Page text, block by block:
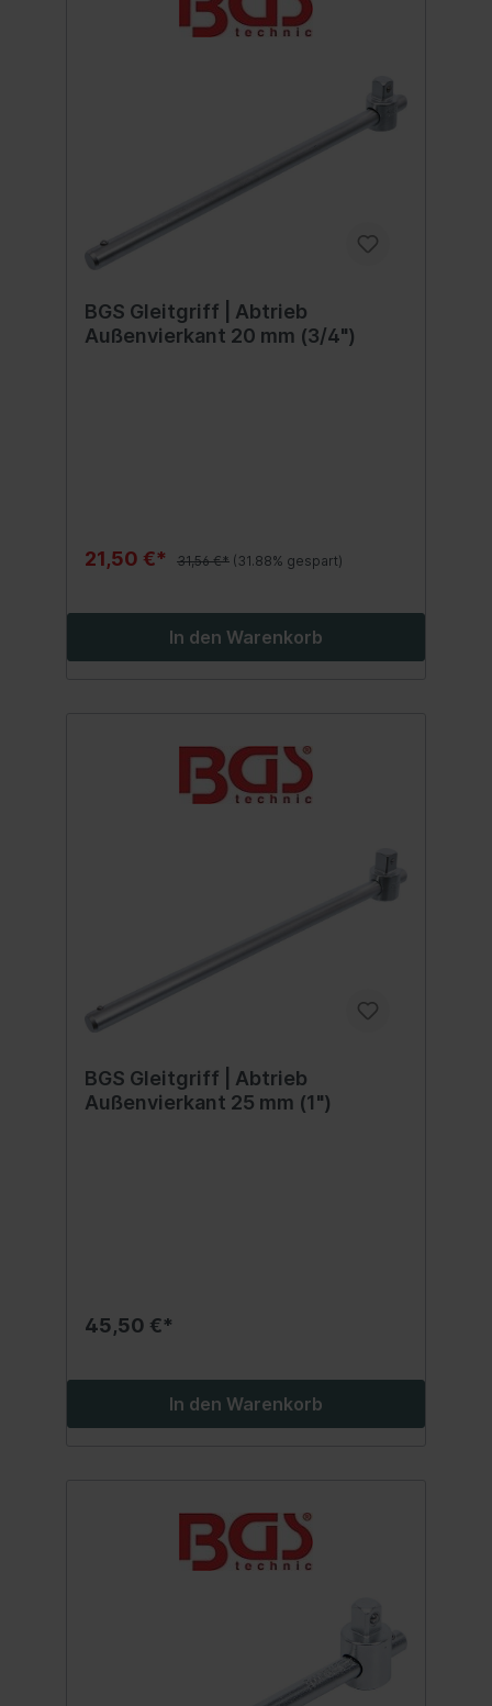
BGS Gleitgriff | Abtrieb
Außenvierkant 20 mm (3/4")
21,50 €* 31,56 €* (31.88% gespart)
In den Warenkorb
BGS Gleitgriff | Abtrieb
Außenvierkant 25 mm (1")
45,50 €*
In den Warenkorb